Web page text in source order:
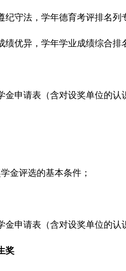
纪守法，学年德育考评排名列
绩优异，学年学业成绩综合排
金申请表（含对设奖单位的认
金评选的基本条件；
金申请表（含对设奖单位的认
奖